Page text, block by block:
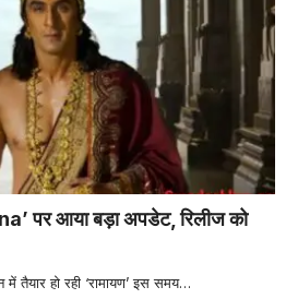
पर आया बड़ा अपडेट, रिलीज को
तैयार हो रही ‘रामायण’ इस समय…